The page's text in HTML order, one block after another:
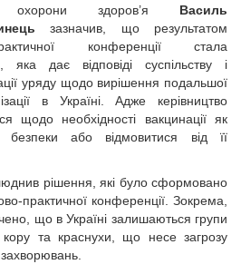
охорони здоров’я Василь
зазначив, що результатом
конференції стала
яка дає відповіді суспільству і
уряду щодо вирішення подальшої
в Україні. Адже керівництво
щодо необхідності вакцинації як
безпеки або відмовитися від її
рішення, які було сформовано
практичної конференції. Зокрема,
що в Україні залишаються групи
та краснухи, що несе загрозу